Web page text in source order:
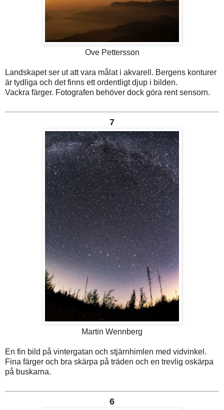
Ove Pettersson
Landskapet ser ut att vara målat i akvarell. Bergens konturer
är tydliga och det finns ett ordentligt djup i bilden.
Vackra färger. Fotografen behöver dock göra rent sensorn.
7
Martin Wennberg
En fin bild på vintergatan och stjärnhimlen med vidvinkel.
Fina färger och bra skärpa på träden och en trevlig oskärpa
på buskarna.
6